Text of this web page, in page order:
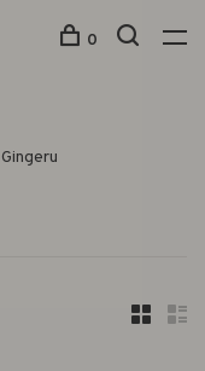
0
Gingeru